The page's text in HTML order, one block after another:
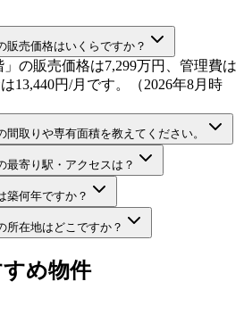
販売価格はいくらですか？
」の販売価格は7,299万円、管理費は
13,440円/月です。（2026年8月時
間取りや専有面積を教えてください。
最寄り駅・アクセスは？
築何年ですか？
所在地はどこですか？
め物件